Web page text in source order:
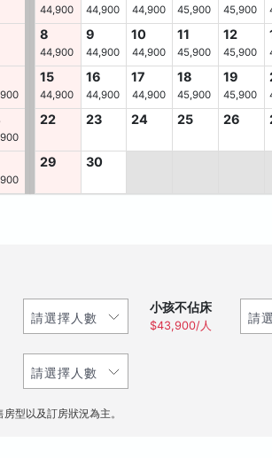
44,900 44,900 44,900 45,900 45,900
8
44,900
9
44,900
10
44,900
11
45,900
12
45,900
15
44,900
16
44,900
17
44,900
18
45,900
19
45,900
22 23 24 25 26
29 30
小孩不佔床
$43,900/人
型以及訂房狀況為主。